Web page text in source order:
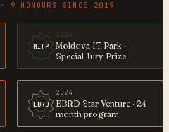
9 HONOURS SINCE 2019
MITP
2024
Moldova IT Park ·
Special Jury Prize
EBRD
2024
EBRD Star Venture · 24-
month program